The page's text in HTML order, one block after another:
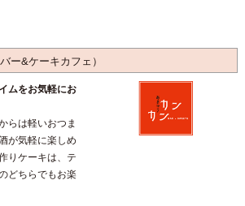
バー&ケーキカフェ）
ムをお気軽にお
らは軽いおつま
が気軽に楽しめ
りケーキは、テ
どちらでもお楽